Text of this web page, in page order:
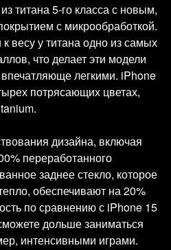
титана 5-го класса с новым,
с микрообработкой.
весу у титана одно из самых
что делает эти модели
легкими. iPhone
потрясающих цветах,
дизайна, включая
переработанного
заднее стекло, которое
обеспечивают на 20%
по сравнению с iPhone 15
дольше заниматься
интенсивными играми.